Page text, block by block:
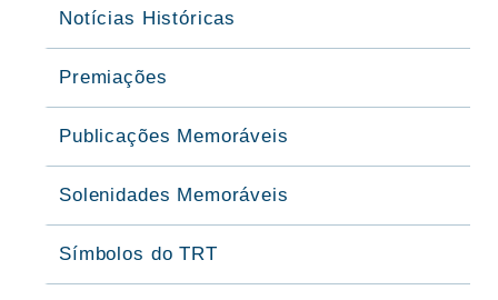
Notícias Históricas
Premiações
Publicações Memoráveis
Solenidades Memoráveis
Símbolos do TRT